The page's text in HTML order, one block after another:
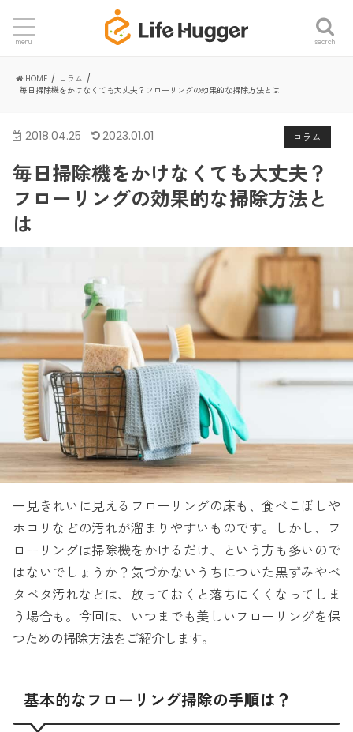
search
menu
HOME
コラム
毎日掃除機をかけなくても大丈夫？フローリングの効果的な掃除方法とは
コラム
2018.04.25 2023.01.01
毎日掃除機をかけなくても大丈夫？
フローリングの効果的な掃除方法と
は
一見きれいに見えるフローリングの床も、食べこぼしや
ホコリなどの汚れが溜まりやすいものです。しかし、フ
ローリングは掃除機をかけるだけ、という方も多いので
はないでしょうか？気づかないうちについた黒ずみやベ
タベタ汚れなどは、放っておくと落ちにくくなってしま
う場合も。今回は、いつまでも美しいフローリングを保
つための掃除方法をご紹介します。
基本的なフローリング掃除の手順は？